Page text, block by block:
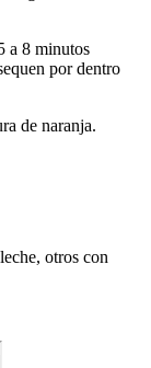
a 8 minutos
por dentro
de naranja.
otros con